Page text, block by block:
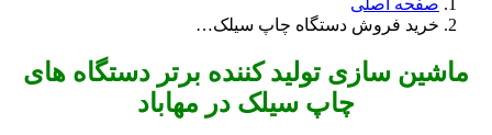
خرید فروش دستگاه چاپ سیلک…
ماشین سازی تولید کننده برتر دستگاه های
چاپ سیلک در مهاباد